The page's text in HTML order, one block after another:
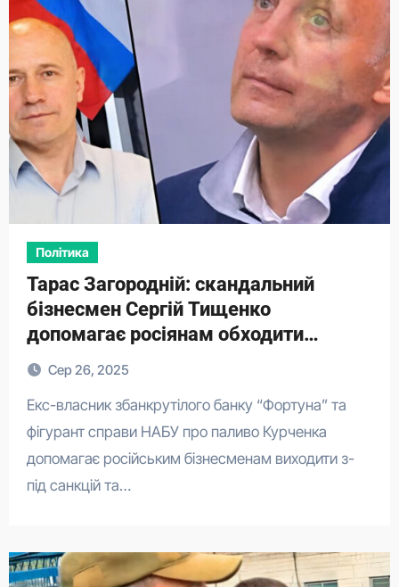
Політика
Тарас Загородній: скандальний
бізнесмен Сергій Тищенко
допомагає росіянам обходити
санкції
Сер 26, 2025
Екс-власник збанкрутілого банку “Фортуна” та
фігурант справи НАБУ про паливо Курченка
допомагає російським бізнесменам виходити з-
під санкцій та…